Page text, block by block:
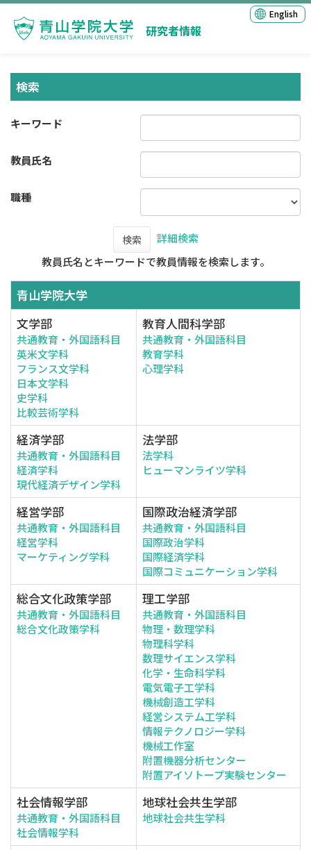
研究者情報
English
検索
キーワード
教員氏名
職種
検索
詳細検索
教員氏名とキーワードで教員情報を検索します。
青山学院大学
文学部
共通教育・外国語科目
英米文学科
フランス文学科
日本文学科
史学科
比較芸術学科
教育人間科学部
共通教育・外国語科目
教育学科
心理学科
経済学部
共通教育・外国語科目
経済学科
現代経済デザイン学科
法学部
法学科
ヒューマンライツ学科
経営学部
共通教育・外国語科目
経営学科
マーケティング学科
国際政治経済学部
共通教育・外国語科目
国際政治学科
国際経済学科
国際コミュニケーション学科
総合文化政策学部
共通教育・外国語科目
総合文化政策学科
理工学部
共通教育・外国語科目
物理・数理学科
物理科学科
数理サイエンス学科
化学・生命科学科
電気電子工学科
機械創造工学科
経営システム工学科
情報テクノロジー学科
機械工作室
附置機器分析センター
附置アイソトープ実験センター
社会情報学部
共通教育・外国語科目
社会情報学科
地球社会共生学部
地球社会共生学科